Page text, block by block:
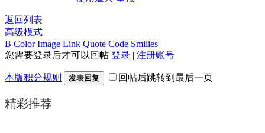
返回列表
高级模式
B Color Image Link Quote Code Smilies
您需要登录后才可以回帖 登录 | 注册账号
本版积分规则 发表回复 回帖后跳转到最后一页
精彩推荐